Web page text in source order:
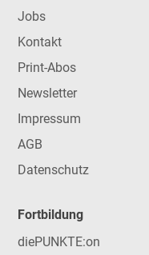
Jobs
Kontakt
Print-Abos
Newsletter
Impressum
AGB
Datenschutz
Fortbildung
diePUNKTE:on